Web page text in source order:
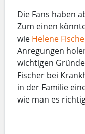
Die Fans haben
Zum einen
wie Helene
Anregungen
wichtigen
Fischer bei
in der Familie
wie man es